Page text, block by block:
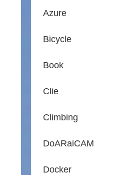
Azure
Bicycle
Book
Clie
Climbing
DoARaiCAM
Docker